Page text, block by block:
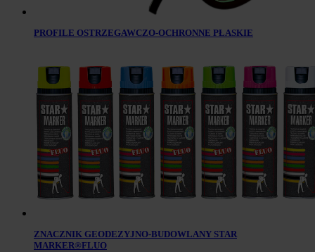
PROFILE OSTRZEGAWCZO-OCHRONNE PŁASKIE
ZNACZNIK GEODEZYJNO-BUDOWLANY STAR
MARKER®FLUO